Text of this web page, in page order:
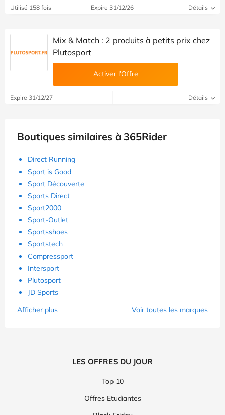
Utilisé 158 fois Expire 31/12/26 Détails
Mix & Match : 2 produits à petits prix chez
Plutosport
Activer l’Offre
Expire 31/12/27 Détails
Boutiques similaires à 365Rider
Direct Running
Sport is Good
Sport Découverte
Sports Direct
Sport2000
Sport-Outlet
Sportsshoes
Sportstech
Compressport
Intersport
Plutosport
JD Sports
Afficher plus
Voir toutes les marques
LES OFFRES DU JOUR
Top 10
Offres Etudiantes